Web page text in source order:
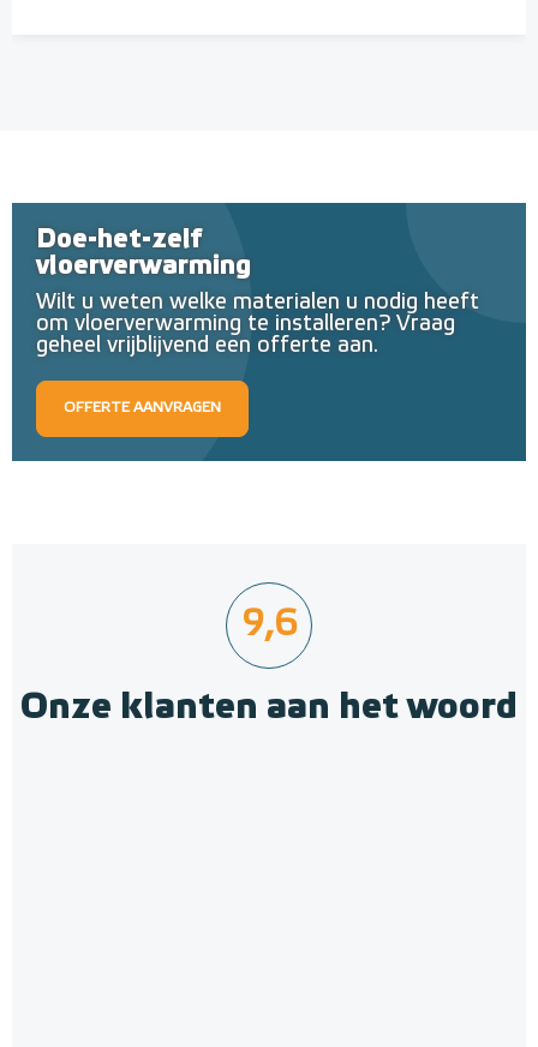
Doe-het-zelf
vloerverwarming
Wilt u weten welke materialen u nodig heeft
om vloerverwarming te installeren? Vraag
geheel vrijblijvend een offerte aan.
OFFERTE AANVRAGEN
9,6
Onze klanten aan het woord